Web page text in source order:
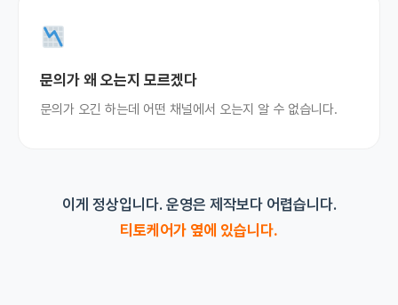
문의가 왜 오는지 모르겠다
문의가 오긴 하는데 어떤 채널에서 오는지 알 수 없습니다.
이게 정상입니다. 운영은 제작보다 어렵습니다.
티토케어가 옆에 있습니다.